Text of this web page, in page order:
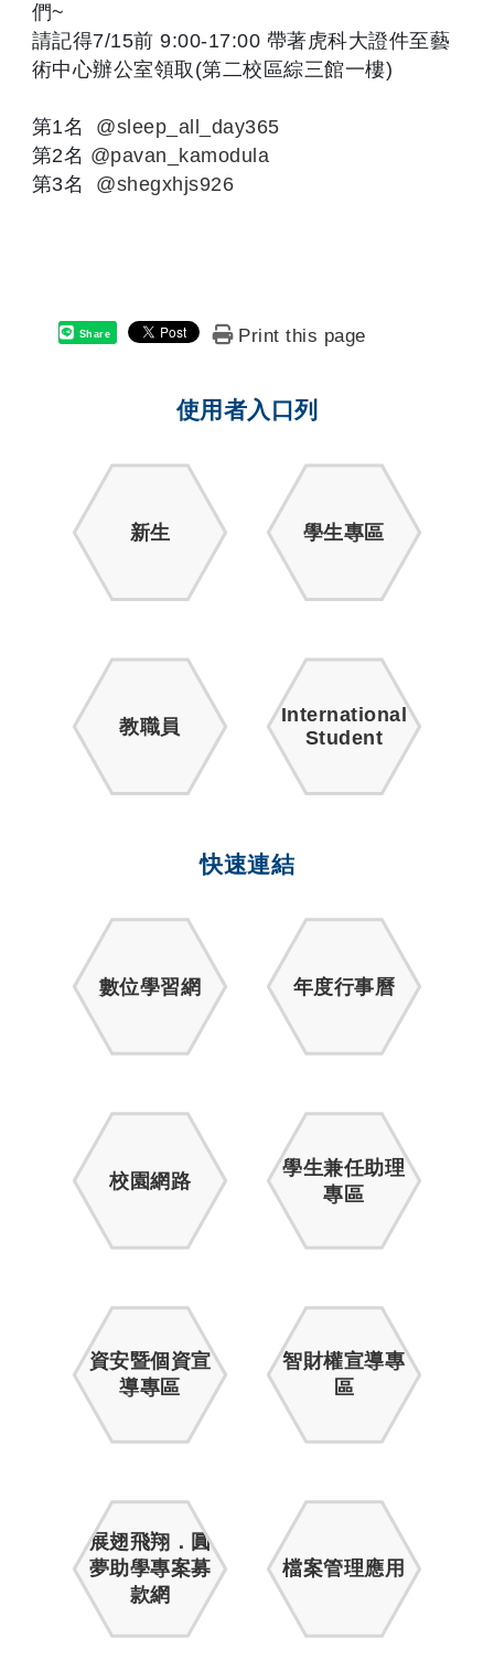
們~
請記得7/15前 9:00-17:00 帶著虎科大證件至藝
術中心辦公室領取(第二校區綜三館一樓)
第1名 @sleep_all_day365
第2名 @pavan_kamodula
第3名 @shegxhjs926
Share Print this page
使用者入口列
新生 學生專區
教職員
International
Student
快速連結
數位學習網 年度行事曆
校園網路
學生兼任助理
專區
資安暨個資宣
導專區
智財權宣導專
區
展翅飛翔．圓
夢助學專案募
款網
檔案管理應用